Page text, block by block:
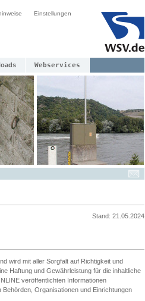
Einstellungen
Webservices
Stand: 21.05.2024
wird mit aller Sorgfalt auf Richtigkeit und
Haftung und Gewährleistung für die inhaltliche
veröffentlichten Informationen
Organisationen und Einrichtungen